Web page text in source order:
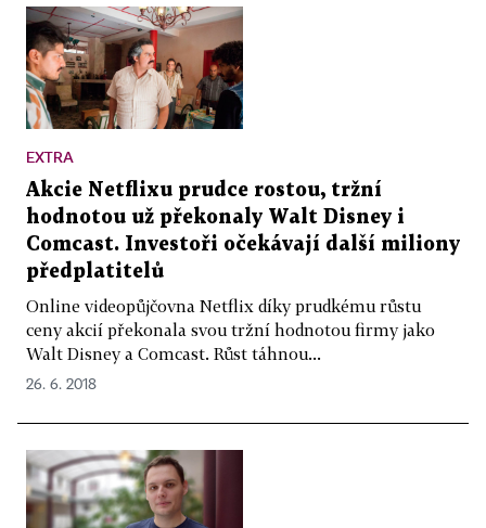
EXTRA
Akcie Netflixu prudce rostou, tržní
hodnotou už překonaly Walt Disney i
Comcast. Investoři očekávají další miliony
předplatitelů
Online videopůjčovna Netflix díky prudkému růstu
ceny akcií překonala svou tržní hodnotou firmy jako
Walt Disney a Comcast. Růst táhnou...
26. 6. 2018